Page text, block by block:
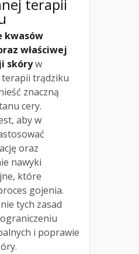
terapii
kwasów
właściwej
skóryw
terapii trądziku
znaczną
cery.
aby w
oraz
nawyki
które
gojenia.
tych zasad
i poprawie